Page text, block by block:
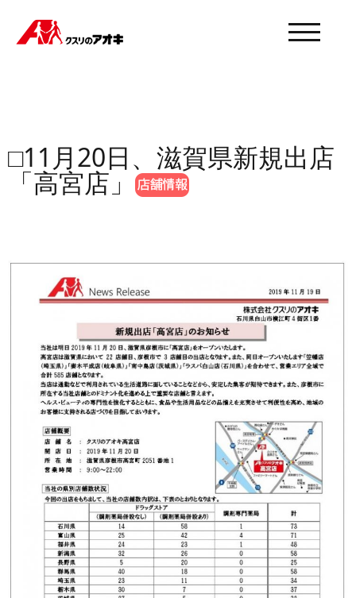
モバイル
□11月20日、滋賀県新規出店
「高宮店」